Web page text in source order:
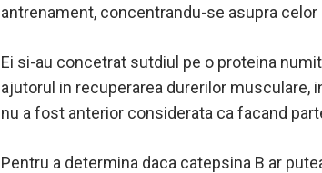
antrenament, concentrandu-se asupra
Ei si-au concetrat sutdiul pe o proteina
ajutorul in recuperarea durerilor musculare,
nu a fost anterior considerata ca facand
Pentru a determina daca catepsina B ar